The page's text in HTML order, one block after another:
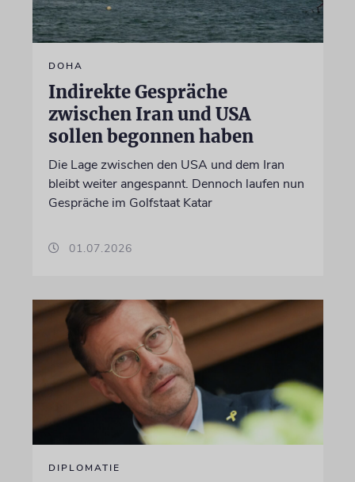
DOHA
Indirekte Gespräche
zwischen Iran und USA
sollen begonnen haben
Die Lage zwischen den USA und dem Iran
bleibt weiter angespannt. Dennoch laufen nun
Gespräche im Golfstaat Katar
01.07.2026
DIPLOMATIE